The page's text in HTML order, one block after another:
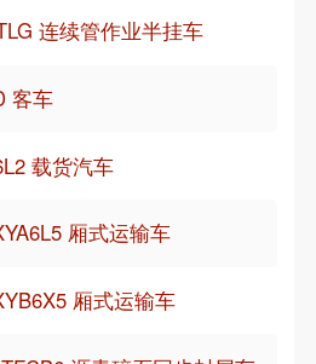
连续管作业半挂车
客车
载货汽车
厢式运输车
厢式运输车